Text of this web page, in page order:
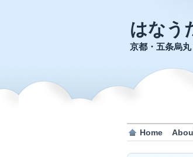
はなう
京都・五条烏
Home